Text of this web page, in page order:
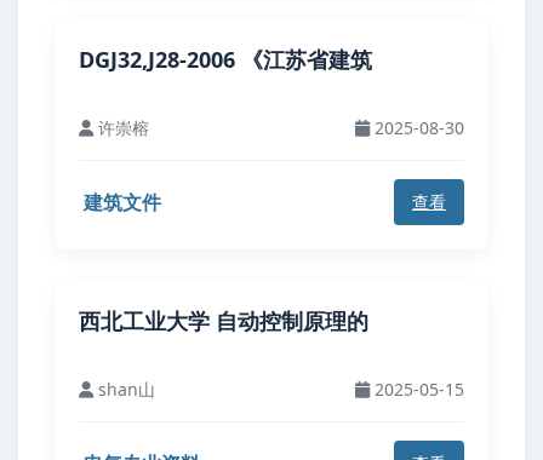
DGJ32,J28-2006 《江苏省建筑
许崇榕 2025-08-30
建筑文件 查看
西北工业大学 自动控制原理的
shan山 2025-05-15